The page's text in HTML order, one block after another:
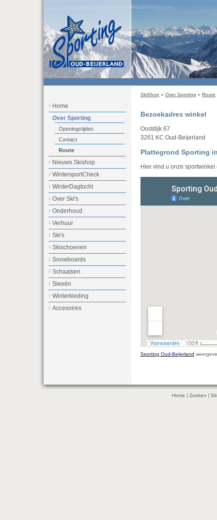
SkiShop » Over Sporting » Route
Bezoekadres winkel
Oostdijk 67
3261 KC Oud-Beijerland
Plattegrond Sporting
Hier vind u onze
Sporting Oud-Beijerland
Home
Over Sporting
Openingstijden
Contact
Route
Nieuws Skishop
WintersportCheck
WinterDagtocht
Over Ski's
Onderhoud
Verhuur
Ski's
Skischoenen
Snowboards
Schaatsen
Sleeën
Winterkleding
Accesoires
Home | Zoeken |